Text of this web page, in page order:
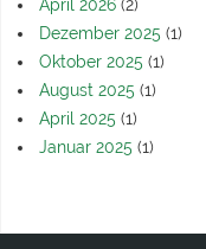
April 2026 (2)
Dezember 2025 (1)
Oktober 2025 (1)
August 2025 (1)
April 2025 (1)
Januar 2025 (1)